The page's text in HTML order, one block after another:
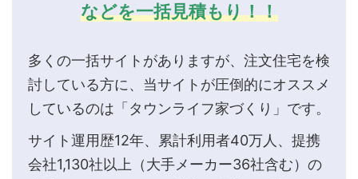
などを一括見積もり！！
多くの一括サイトがありますが、注文住宅を検
討している方に、当サイトが圧倒的にオススメ
しているのは「タウンライフ家づくり」です。
サイト運用歴12年、累計利用者40万人、提携
会社1,130社以上（大手メーカー36社含む）の